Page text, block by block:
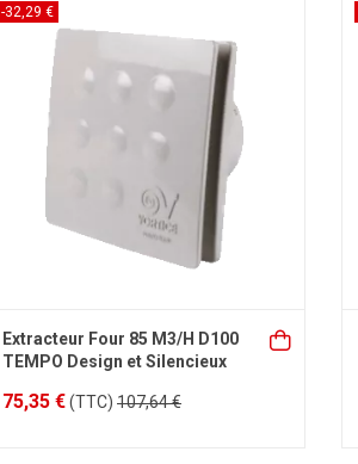
-32,29 €
Extracteur Four 85 M3/H D100
TEMPO Design et Silencieux
75,35 €(TTC) 107,64 €